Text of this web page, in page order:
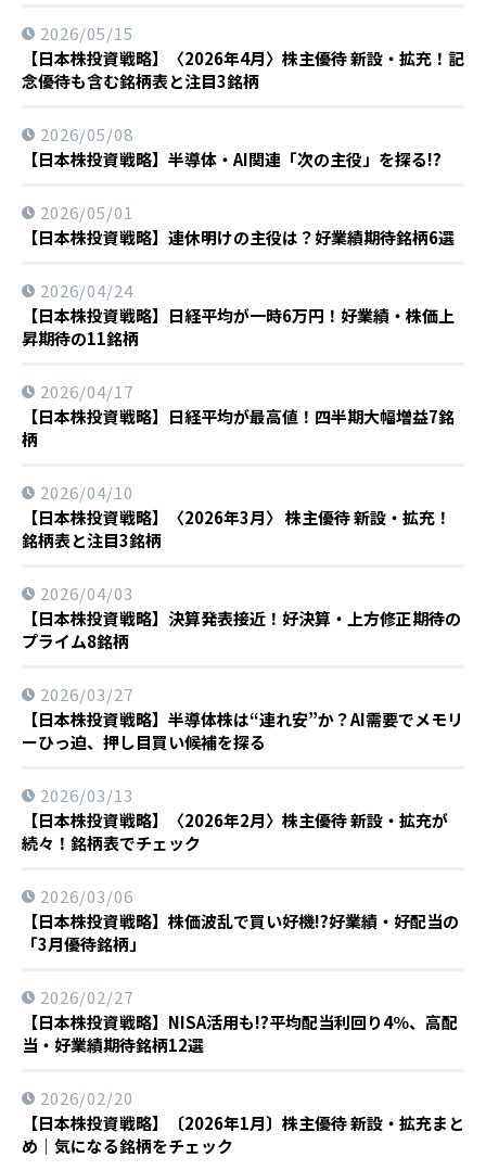
【日本株投資戦略】〈2026年4月〉株主優待 新設・拡充！記
念優待も含む銘柄表と注目3銘柄
2026/05/15
【日本株投資戦略】半導体・AI関連「次の主役」を探る!?
2026/05/08
【日本株投資戦略】連休明けの主役は？好業績期待銘柄6選
2026/05/01
【日本株投資戦略】日経平均が一時6万円！好業績・株価上
昇期待の11銘柄
2026/04/24
【日本株投資戦略】日経平均が最高値！四半期大幅増益7銘
柄
2026/04/17
【日本株投資戦略】〈2026年3月〉 株主優待 新設・拡充！
銘柄表と注目3銘柄
2026/04/10
【日本株投資戦略】決算発表接近！好決算・上方修正期待の
プライム8銘柄
2026/04/03
【日本株投資戦略】半導体株は“連れ安”か？AI需要でメモリ
ーひっ迫、押し目買い候補を探る
2026/03/27
【日本株投資戦略】〈2026年2月〉株主優待 新設・拡充が
続々！銘柄表でチェック
2026/03/13
【日本株投資戦略】株価波乱で買い好機!?好業績・好配当の
「3月優待銘柄」
2026/03/06
【日本株投資戦略】NISA活用も!?平均配当利回り4％、高配
当・好業績期待銘柄12選
2026/02/27
【日本株投資戦略】〔2026年1月〕株主優待 新設・拡充まと
め｜気になる銘柄をチェック
2026/02/20